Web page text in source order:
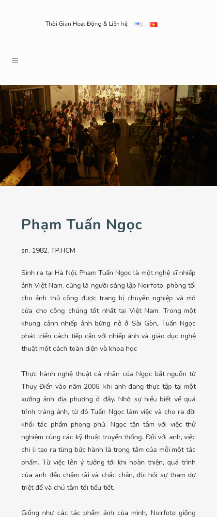
Thời Gian Hoạt Động & Liên hệ
Phạm Tuấn Ngọc
sn. 1982, TP.HCM
Sinh ra tại Hà Nội, Phạm Tuấn Ngọc là một nghệ sĩ nhiếp
ảnh Việt Nam, cũng là người sáng lập Noirfoto, phòng tối
cho ảnh thủ công được trang bị chuyên nghiệp và mở
cửa cho công chúng tốt nhất tại Việt Nam. Trong một
khung cảnh nhiếp ảnh bừng nở ở Sài Gòn, Tuấn Ngọc
phát triển cách tiếp cận với nhiếp ảnh và giáo dục nghệ
thuật một cách toàn diện và khoa học
Thực hành nghệ thuật cá nhân của Ngọc bắt nguồn từ
Thuỵ Điển vào năm 2006, khi anh đang thực tập tại một
xưởng ảnh địa phương ở đây. Nhờ sự hiểu biết về quá
trình tráng ảnh, từ đó Tuấn Ngọc làm việc và cho ra đời
khối tác phẩm phong phú. Ngọc tận tâm với việc thử
nghiệm cùng các kỹ thuật truyền thống. Đối với anh, việc
chi li tạo ra từng bức hành là trọng tâm của mỗi một tác
phẩm. Từ việc lên ý tưởng tới khi hoàn thiện, quá trình
của anh đều chậm rãi và chắc chắn, đòi hỏi sự tham dự
triệt để và chú tâm tới tiểu tiết.
Giống như các tác phẩm ảnh của mình, Noirfoto giống